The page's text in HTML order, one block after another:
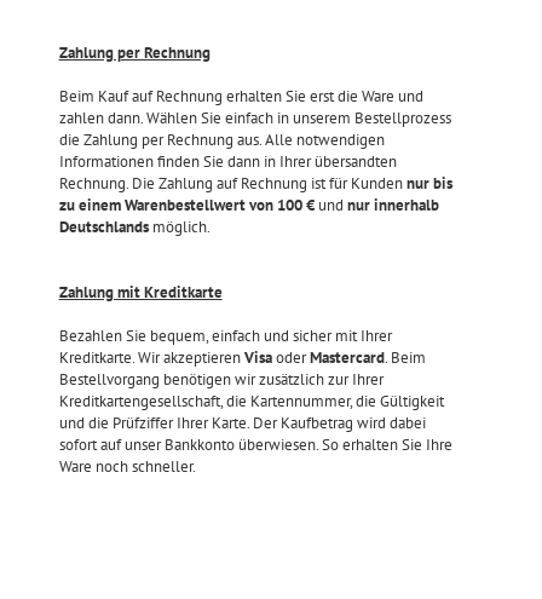
Zahlung per Rechnung
Beim Kauf auf Rechnung erhalten Sie erst die Ware und
zahlen dann. Wählen Sie einfach in unserem Bestellprozess
die Zahlung per Rechnung aus. Alle notwendigen
Informationen finden Sie dann in Ihrer übersandten
Rechnung. Die Zahlung auf Rechnung ist für Kundennur bis
zu einem Warenbestellwert von 100 €und nur innerhalb
Deutschlandsmöglich.
Zahlung mit Kreditkarte
Bezahlen Sie bequem, einfach und sicher mit Ihrer
Kreditkarte. Wir akzeptierenVisaoderMastercard. Beim
Bestellvorgang benötigen wir zusätzlich zur Ihrer
Kreditkartengesellschaft, die Kartennummer, die Gültigkeit
und die Prüfziffer Ihrer Karte. Der Kaufbetrag wird dabei
sofort auf unser Bankkonto überwiesen. So erhalten Sie Ihre
Ware noch schneller.